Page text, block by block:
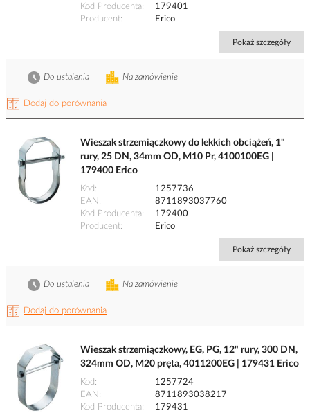
Kod Producenta
179401
Producent
Erico
Pokaż szczegóły
Dodaj do porównania
Na zamówienie
Do ustalenia
Wieszak strzemiączkowy do lekkich obciążeń, 1"
rury, 25 DN, 34mm OD, M10 Pr, 4100100EG |
179400 Erico
Kod
1257736
EAN
8711893037760
Kod Producenta
179400
Producent
Erico
Pokaż szczegóły
Dodaj do porównania
Na zamówienie
Do ustalenia
Wieszak strzemiączkowy, EG, PG, 12" rury, 300 DN,
324mm OD, M20 pręta, 4011200EG | 179431 Erico
Kod
1257724
EAN
8711893038217
Kod Producenta
179431